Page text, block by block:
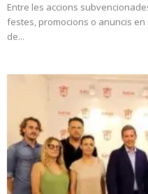
Entre les accions
festes, promocions o anuncis en
de...